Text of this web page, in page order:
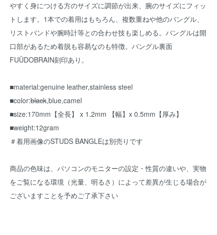
やすく身につける方のサイズに調節が出来、腕のサイズにフィッ
トします。1本での着用はもちろん、複数重ねや他のバングル、
リストバンドや腕時計等との合わせ技も楽しめる。バングルは開
口部があるため着脱も容易なのも特徴。バングル裏面
FUÜDOBRAIN刻印あり。
■material:genuine leather,stainless steel
■color:black,blue,camel
■size:170mm【全長】 x 1.2mm 【幅】x 0.5mm【厚み】
■weight:12gram
＃着用画像のSTUDS BANGLEは別売りです
商品の色味は、パソコンのモニターの設定・性質の違いや、実物
をご覧になる環境（光量、明るさ）によって差異が生じる場合が
ございますことを予めご了承下さい